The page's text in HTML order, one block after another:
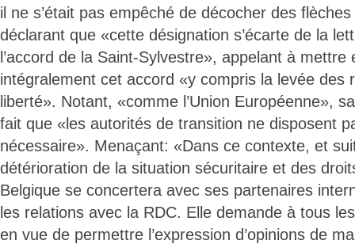
il ne s’était pas empêché de décocher des
déclarant que «cette désignation s’écarte de la
l’accord de la Saint-Sylvestre», appelant à
intégralement cet accord «y compris la levée des
liberté». Notant, «comme l’Union Européenne»,
fait que «les autorités de transition ne disposent
nécessaire». Menaçant: «Dans ce contexte, et
détérioration de la situation sécuritaire et des
Belgique se concertera avec ses partenaires
les relations avec la RDC. Elle demande à tous
en vue de permettre l’expression d’opinions de